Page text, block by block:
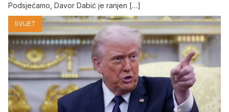
Podsjećamo, Davor Dabić je ranjen […]
SVIJET